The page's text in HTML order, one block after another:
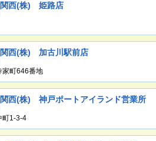
関西(株) 姫路店
西(株) 加古川駅前店
家町646番地
西(株) 神戸ポートアイランド営業所
町1-3-4